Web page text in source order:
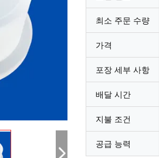
최소 주문 수량
가격
포장 세부 사항
배달 시간
지불 조건
공급 능력